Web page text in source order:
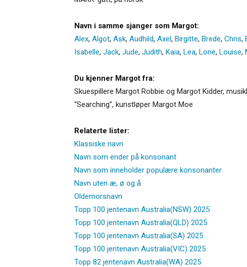
Navn i samme sjanger som Margot:
Alex, Algot, Ask, Audhild, Axel, Birgitte, Brede, Chris,
Isabelle, Jack, Jude, Judith, Kaia, Lea, Lone, Louise,
Du kjenner Margot fra:
Skuespillere Margot Robbie og Margot Kidder,
“Searching”, kunstløper Margot Moe
Relaterte lister:
Klassiske navn
Navn som ender på konsonant
Navn som inneholder populære konsonanter
Navn uten æ, ø og å
Oldemorsnavn
Topp 100 jentenavn Australia(NSW) 2025
Topp 100 jentenavn Australia(QLD) 2025
Topp 100 jentenavn Australia(SA) 2025
Topp 100 jentenavn Australia(VIC) 2025
Topp 82 jentenavn Australia(WA) 2025